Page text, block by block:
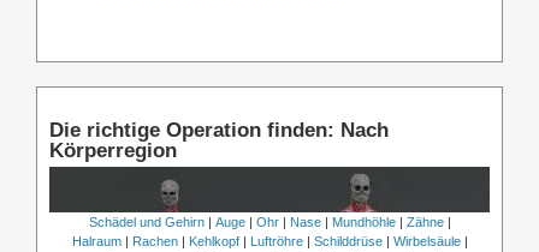
Die richtige Operation finden: Nach
Körperregion
Schädel und Gehirn| Auge| Ohr| Nase| Mundhöhle| Zähne|
Halraum| Rachen| Kehlkopf| Luftröhre| Schilddrüse| Wirbelsäule|